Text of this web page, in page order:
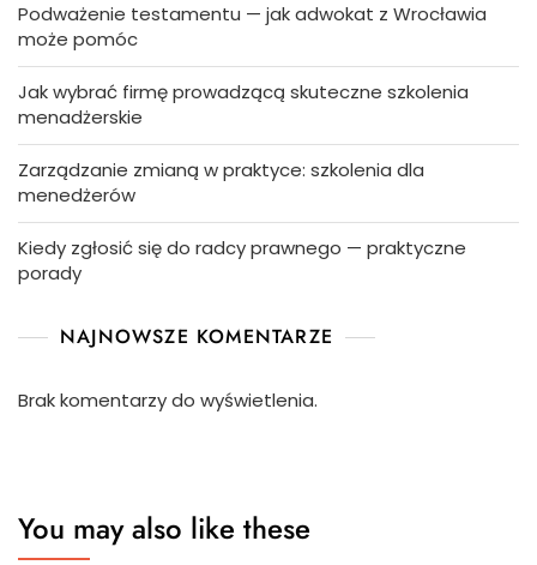
Podważenie testamentu — jak adwokat z Wrocławia
może pomóc
Jak wybrać firmę prowadzącą skuteczne szkolenia
menadżerskie
Zarządzanie zmianą w praktyce: szkolenia dla
menedżerów
Kiedy zgłosić się do radcy prawnego — praktyczne
porady
NAJNOWSZE KOMENTARZE
Brak komentarzy do wyświetlenia.
You may also like these